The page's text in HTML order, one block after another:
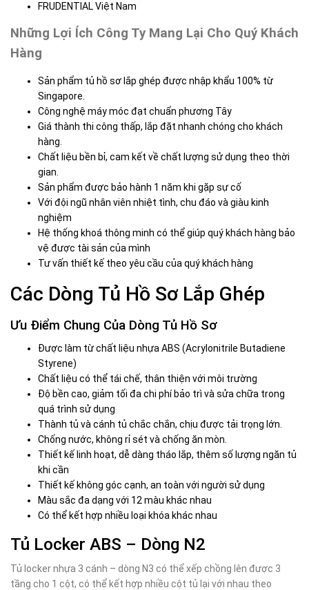
FRUDENTIAL Việt Nam
Những Lợi Ích Công Ty Mang Lại Cho Quý Khách
Hàng
Sản phẩm tủ hồ sơ lắp ghép được nhập khẩu 100% từ
Singapore.
Công nghệ máy móc đạt chuẩn phương Tây
Giá thành thi công thấp, lắp đặt nhanh chóng cho khách
hàng.
Chất liệu bền bỉ, cam kết về chất lượng sử dụng theo thời
gian.
Sản phẩm được bảo hành 1 năm khi gặp sự cố
Với đội ngũ nhân viên nhiệt tình, chu đáo và giàu kinh
nghiệm
Hệ thống khoá thông minh có thể giúp quý khách hàng bảo
vệ được tài sản của mình
Tư vấn thiết kế theo yêu cầu của quý khách hàng
Các Dòng Tủ Hồ Sơ Lắp Ghép
Ưu Điểm Chung Của Dòng Tủ Hồ Sơ
Được làm từ chất liệu nhựa ABS (Acrylonitrile Butadiene
Styrene)
Chất liệu có thể tái chế, thân thiện với môi trường
Độ bền cao, giảm tối đa chi phí bảo trì và sửa chữa trong
quá trình sử dụng
Thành tủ và cánh tủ chắc chắn, chịu được tải trọng lớn.
Chống nước, không rỉ sét và chống ăn mòn.
Thiết kế linh hoạt, dễ dàng tháo lắp, thêm số lượng ngăn tủ
khi cần
Thiết kế không góc cạnh, an toàn với người sử dụng
Màu sắc đa dạng với 12 màu khác nhau
Có thể kết hợp nhiều loại khóa khác nhau
Tủ Locker ABS – Dòng N2
Tủ locker nhựa 3 cánh – dòng N3 có thể xếp chồng lên được 3
tầng cho 1 cột, có thể kết hợp nhiều cột tủ lại với nhau theo